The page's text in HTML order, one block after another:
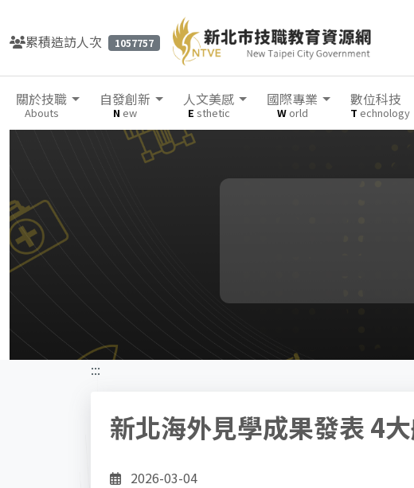
累積造訪人次 1057757
關於技職
Abouts
自發創新
N ew
人文美感
E sthetic
國際專業
W orld
數位科技
T echnology
:::
新北海外見學成果發表 4
2026-03-04